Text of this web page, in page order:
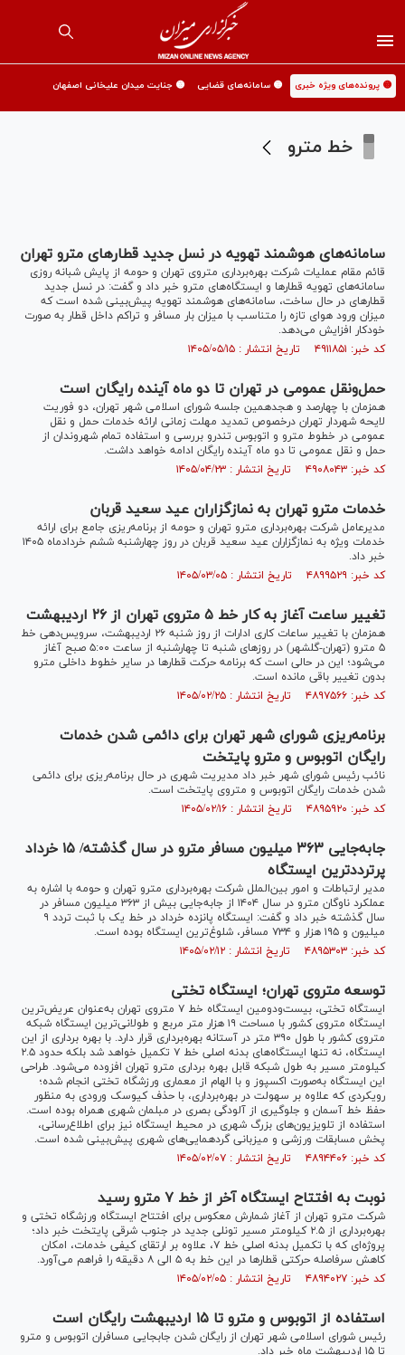
🟡 پرونده‌های ویژه خبری 🟡 سامانه‌های قضایی 🟡 جنایت میدان علیخانی اصفهان
خط مترو
سامانه‌های هوشمند تهویه در نسل جدید قطار‌های مترو تهران
قائم مقام عملیات شرکت بهره‌برداری متروی تهران و حومه از پایش شبانه روزی
سامانه‌های تهویه قطار‌ها و ایستگاه‌های مترو خبر داد و گفت: در نسل جدید
قطار‌های در حال ساخت، سامانه‌های هوشمند تهویه پیش‌بینی شده است که
میزان ورود هوای تازه را متناسب با میزان بار مسافر و تراکم داخل قطار به صورت
خودکار افزایش می‌دهد.
کد خبر: ۴۹۱۱۸۵۱ تاریخ انتشار : ۱۴۰۵/۰۵/۱۵
حمل‌ونقل عمومی در تهران تا دو ماه آینده رایگان است
همزمان با چهارصد و هجدهمین جلسه شورای اسلامی شهر تهران، دو فوریت
لایحه شهردار تهران درخصوص تمدید مهلت زمانی ارائه خدمات حمل و نقل
عمومی در خطوط مترو و اتوبوس تندرو بررسی و استفاده تمام شهروندان از
حمل و نقل عمومی تا دو ماه آینده رایگان ادامه خواهد داشت.
کد خبر: ۴۹۰۸۰۴۳ تاریخ انتشار : ۱۴۰۵/۰۴/۲۳
خدمات مترو تهران به نمازگزاران عید سعید قربان
مدیرعامل شرکت بهره‌برداری مترو تهران و حومه از برنامه‌ریزی جامع برای ارائه
خدمات ویژه به نمازگزاران عید سعید قربان در روز چهارشنبه ششم خردادماه ۱۴۰۵
خبر داد.
کد خبر: ۴۸۹۹۵۲۹ تاریخ انتشار : ۱۴۰۵/۰۳/۰۵
تغییر ساعت آغاز به کار خط ۵ متروی تهران از ۲۶ اردیبهشت
همزمان با تغییر ساعات کاری ادارات از روز شنبه ۲۶ اردیبهشت، سرویس‌دهی خط
۵ مترو (تهران-گلشهر) در روزهای شنبه تا چهارشنبه از ساعت ۵:۰۰ صبح آغاز
می‌شود؛ این در حالی است که برنامه حرکت قطارها در سایر خطوط داخلی مترو
بدون تغییر باقی مانده است.
کد خبر: ۴۸۹۷۵۶۶ تاریخ انتشار : ۱۴۰۵/۰۲/۲۵
برنامه‌ریزی شورای شهر تهران برای دائمی شدن خدمات
رایگان اتوبوس و مترو پایتخت
نائب رئیس شورای شهر خبر داد مدیریت شهری در حال برنامه‌ریزی برای دائمی
شدن خدمات رایگان اتوبوس و متروی پایتخت است.
کد خبر: ۴۸۹۵۹۲۰ تاریخ انتشار : ۱۴۰۵/۰۲/۱۶
جابه‌جایی ۳۶۳ میلیون مسافر مترو در سال گذشته/ ۱۵ خرداد
پرترددترین‌ ایستگاه
مدیر ارتباطات و امور بین‌الملل شرکت بهره‌برداری مترو تهران و حومه با اشاره به
عملکرد ناوگان مترو در سال ۱۴۰۴ از جابه‌جایی بیش از ۳۶۳ میلیون مسافر در
سال گذشته خبر داد و گفت: ایستگاه پانزده خرداد در خط یک با ثبت تردد ۹
میلیون و ۱۹۵ هزار و ۷۳۴ مسافر، شلوغ‌ترین ایستگاه بوده است.
کد خبر: ۴۸۹۵۳۰۳ تاریخ انتشار : ۱۴۰۵/۰۲/۱۲
توسعه متروی تهران؛ ایستگاه تختی
ایستگاه تختی، بیست‌ودومین ایستگاه خط ۷ متروی تهران به‌عنوان عریض‌ترین
ایستگاه متروی کشور با مساحت ۱۹ هزار متر مربع و طولانی‌ترین ایستگاه شبکه
متروی کشور با طول ۳۹۰ متر در آستانه بهره‌برداری قرار دارد. با بهره برداری از این
ایستگاه، نه تنها ایستگاه‌های بدنه اصلی خط ۷ تکمیل خواهد شد بلکه حدود ۲.۵
کیلومتر مسیر به طول شبکه قابل بهره برداری مترو تهران افزوده می‌شود. طراحی
این ایستگاه به‌صورت اکسپوز و با الهام از معماری ورزشگاه تختی انجام شده؛
رویکردی که علاوه بر سهولت در بهره‌برداری، با حذف کیوسک ورودی به منظور
حفظ خط آسمان و جلوگیری از آلودگی بصری در مبلمان شهری همراه بوده است.
استفاده از تلویزیون‌های بزرگ شهری در محیط ایستگاه نیز برای اطلاع‌رسانی،
پخش مسابقات ورزشی و میزبانی گردهمایی‌های شهری پیش‌بینی شده است.
کد خبر: ۴۸۹۴۴۰۶ تاریخ انتشار : ۱۴۰۵/۰۲/۰۷
نوبت به افتتاح ایستگاه آخر از خط ۷ مترو رسید
شرکت مترو تهران از آغاز شمارش معکوس برای افتتاح ایستگاه ورزشگاه تختی و
بهره‌برداری از ۲.۵ کیلومتر مسیر تونلی جدید در جنوب شرقی پایتخت خبر داد؛
پروژه‌ای که با تکمیل بدنه اصلی خط ۷، علاوه بر ارتقای کیفی خدمات، امکان
کاهش سرفاصله حرکتی قطارها در این خط به ۵ الی ۸ دقیقه را فراهم می‌آورد.
کد خبر: ۴۸۹۴۰۲۷ تاریخ انتشار : ۱۴۰۵/۰۲/۰۵
استفاده از اتوبوس و مترو تا ۱۵ اردیبهشت رایگان است
رئیس شورای اسلامی شهر تهران از رایگان شدن جابجایی مسافران اتوبوس و مترو
تا ۱۵ اردیبهشت ماه خبر داد.